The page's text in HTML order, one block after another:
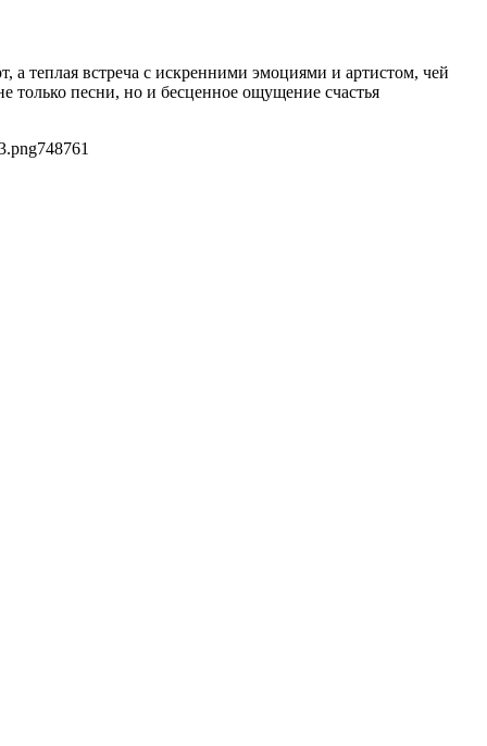
теплая встреча с искренними эмоциями и артистом, чей
только песни, но и бесценное ощущение счастья
748761